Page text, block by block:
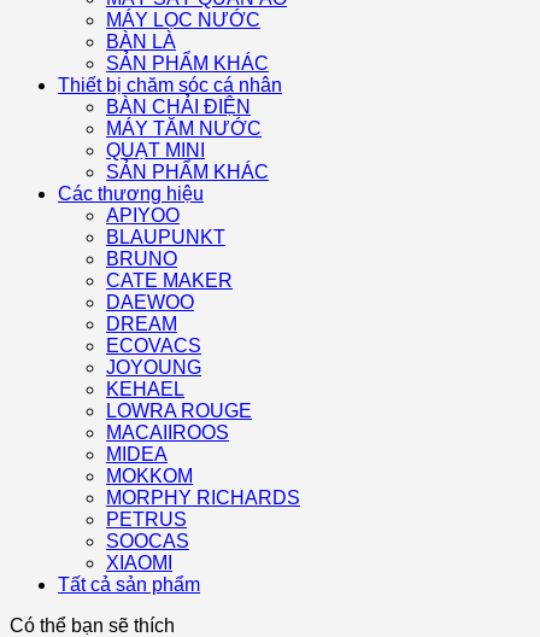
MÁY LỌC NƯỚC
BÀN LÀ
SẢN PHẨM KHÁC
Thiết bị chăm sóc cá nhân
BÀN CHẢI ĐIỆN
MÁY TĂM NƯỚC
QUẠT MINI
SẢN PHẨM KHÁC
Các thương hiệu
APIYOO
BLAUPUNKT
BRUNO
CATE MAKER
DAEWOO
DREAM
ECOVACS
JOYOUNG
KEHAEL
LOWRA ROUGE
MACAIIROOS
MIDEA
MOKKOM
MORPHY RICHARDS
PETRUS
SOOCAS
XIAOMI
Tất cả sản phẩm
Có thể bạn sẽ thích